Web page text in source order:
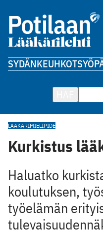
SYDÄNKEUHKOT
LÄÄKÄRIMIELIPIDE
Kurkistus
Haluatko
koulutuksen,
työelämän